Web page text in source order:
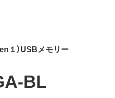
１）USBメモリー
BL